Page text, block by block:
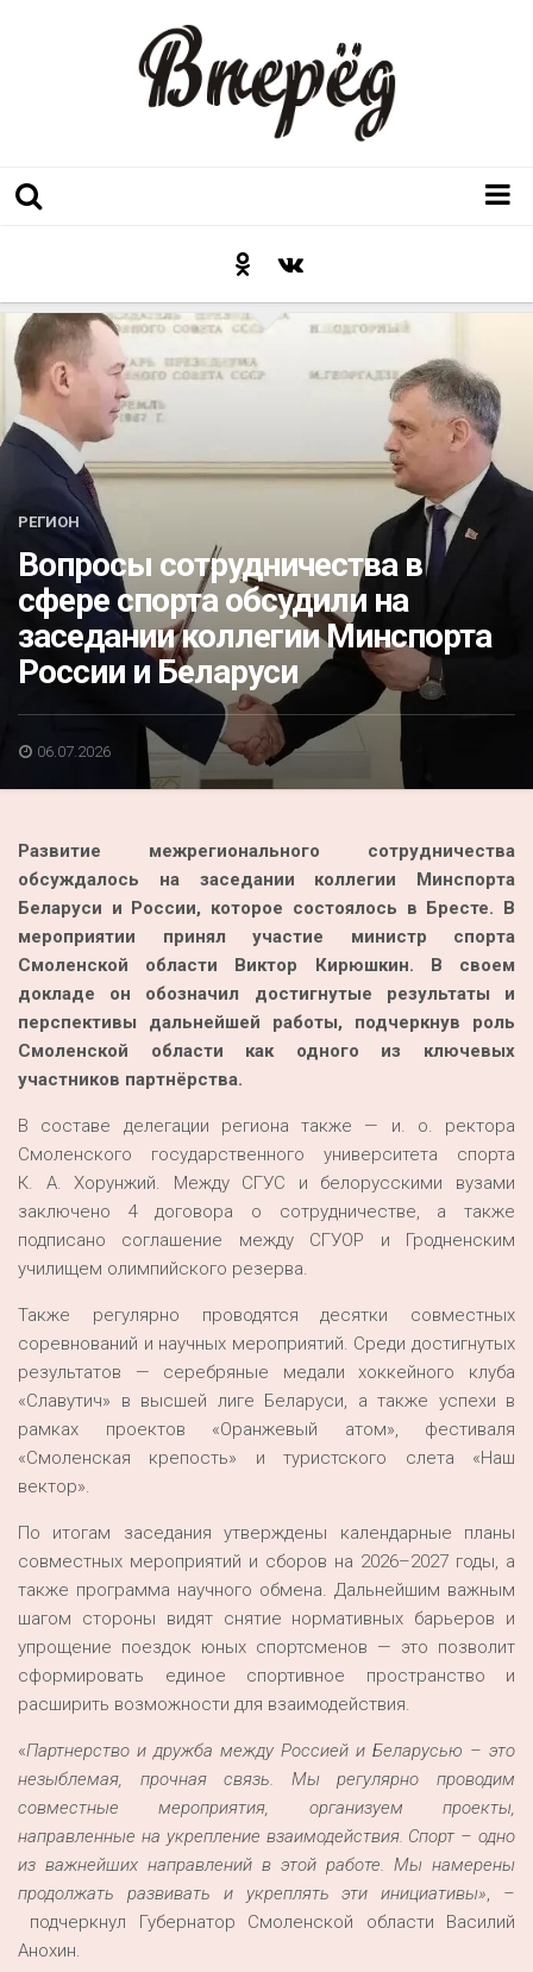
Послесловие к празднику
Факт
Неожиданный ракурс
Контакты
Люди родного края
Акция
К 70-летию районного Дома культуры
Конкурс
Люди родного края
Национальные проекты
Перепись — 2020
РЕГИОН
Вопросы сотрудничества в
сфере спорта обсудили на
заседании коллегии Минспорта
России и Беларуси
06.07.2026
Развитие межрегионального сотрудничества
обсуждалось на заседании коллегии Минспорта
Беларуси и России, которое состоялось в Бресте. В
мероприятии принял участие министр спорта
Смоленской области Виктор Кирюшкин. В своем
докладе он обозначил достигнутые результаты и
перспективы дальнейшей работы, подчеркнув роль
Смоленской области как одного из ключевых
участников партнёрства.
В составе делегации региона также — и. о. ректора
Смоленского государственного университета спорта
К. А. Хорунжий. Между СГУС и белорусскими вузами
заключено 4 договора о сотрудничестве, а также
подписано соглашение между СГУОР и Гродненским
училищем олимпийского резерва.
Также регулярно проводятся десятки совместных
соревнований и научных мероприятий. Среди достигнутых
результатов — серебряные медали хоккейного клуба
«Славутич» в высшей лиге Беларуси, а также успехи в
рамках проектов «Оранжевый атом», фестиваля
«Смоленская крепость» и туристского слета «Наш
вектор».
По итогам заседания утверждены календарные планы
совместных мероприятий и сборов на 2026–2027 годы, а
также программа научного обмена. Дальнейшим важным
шагом стороны видят снятие нормативных барьеров и
упрощение поездок юных спортсменов — это позволит
сформировать единое спортивное пространство и
расширить возможности для взаимодействия.
«Партнерство и дружба между Россией и Беларусью – это
незыблемая, прочная связь. Мы регулярно проводим
совместные мероприятия, организуем проекты,
направленные на укрепление взаимодействия. Спорт – одно
из важнейших направлений в этой работе. Мы намерены
продолжать развивать и укреплять эти инициативы», –
подчеркнул Губернатор Смоленской области Василий
Анохин.